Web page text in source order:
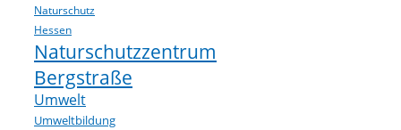
Naturschutz
Hessen
Naturschutzzentrum
Bergstraße
Umwelt
Umweltbildung